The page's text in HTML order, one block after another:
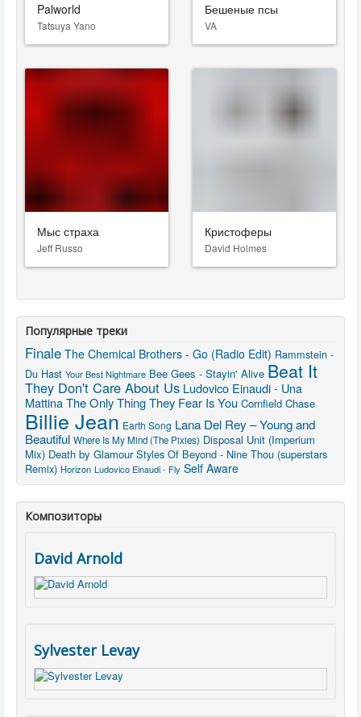
Palworld
Tatsuya Yano
Бешеные псы
VA
Мыс страха
Jeff Russo
Кристоферы
David Holmes
Популярные треки
Finale The Chemical Brothers - Go (Radio Edit) Rammstein -
Du Hast Your Best Nightmare Bee Gees - Stayin' Alive Beat It
They Don't Care About Us Ludovico Einaudi - Una
MattinaThe Only Thing They Fear Is You Cornfield Chase
Billie Jean Earth Song Lana Del Rey – Young and
Beautiful Where Is My Mind (The Pixies) Disposal Unit (Imperium
Mix) Death by Glamour Styles Of Beyond - Nine Thou (superstars
Remix) Horizon Ludovico Einaudi - Fly Self Aware
Композиторы
David Arnold
Sylvester Levay